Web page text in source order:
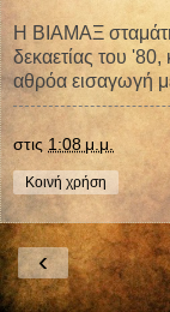
Η BIAMAΞ
δεκαετίας του
αθρόα εισαγωγή
στις 1:08 μ.μ.
Κοινή χρήση
‹